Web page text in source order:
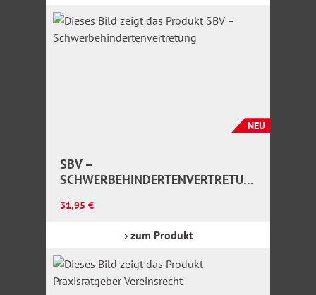
NEU
SBV –
SCHWERBEHINDERTENVERTRETUN
Regulärer Preis:
31,95 €
zum Produkt